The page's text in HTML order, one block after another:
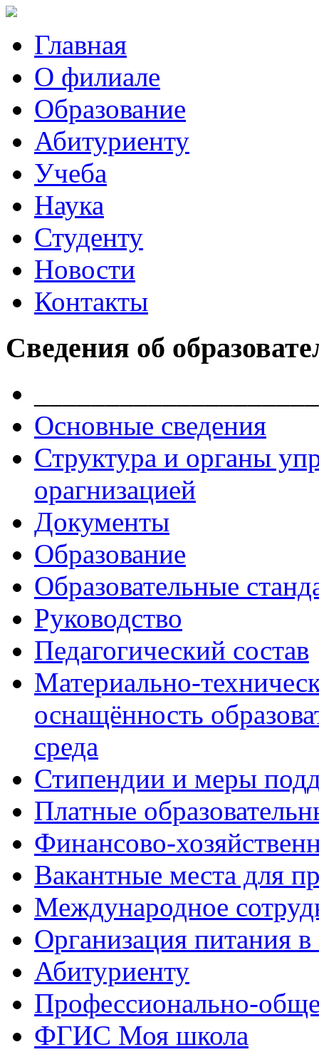
Главная
О филиале
Образование
Абитуриенту
Учеба
Наука
Студенту
Новости
Контакты
Сведения об
Основные сведения
Структура и органы
орагнизацией
Документы
Образование
Образовательные
Руководство
Педагогический состав
Материально-
оснащённость
среда
Стипендии и меры
Платные
Финансово-
Вакантные места для
Международное
Организация питания в
Абитуриенту
Профессионально-
ФГИС Моя школа